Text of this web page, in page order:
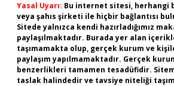
Yasal Uyarı: Bu internet sitesi, herhangi
veya şahıs şirketi ile hiçbir bağlantısı
Sitede yalnızca kendi hazırladığımız
paylaşılmaktadır. Burada yer alan
taşımamakta olup, gerçek kurum ve
paylaşım yapılmamaktadır. Gerçek
benzerlikleri tamamen tesadüfidir.
taslak halindedir ve tavsiye niteliği